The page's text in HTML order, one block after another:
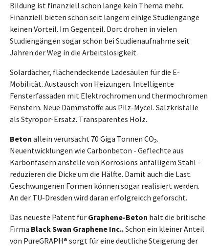
Bildung ist finanziell schon lange kein Thema mehr.
Finanziell bieten schon seit langem einige Studiengänge
keinen Vorteil. Im Gegenteil. Dort drohen in vielen
Studiengängen sogar schon bei Studienaufnahme seit
Jahren der Weg in die Arbeitslosigkeit.
Solardächer, flächendeckende Ladesäulen für die E-
Mobilität. Austausch von Heizungen. Intelligente
Fensterfassaden mit Elektrochromen und thermochromen
Fenstern. Neue Dämmstoffe aus Pilz-Mycel. Salzkristalle
als Styropor-Ersatz. Transparentes Holz.
Beton allein verursacht 70 Giga Tonnen CO2.
Neuentwicklungen wie Carbonbeton - Geflechte aus
Karbonfasern anstelle von Korrosions anfälligem Stahl -
reduzieren die Dicke um die Hälfte. Damit auch die Last.
Geschwungenen Formen können sogar realisiert werden.
An der TU-Dresden wird daran erfolgreicch geforscht.
Das neueste Patent für Graphene-Beton hält die britische
Firma Black Swan Graphene Inc..Schon ein kleiner Anteil
von PureGRAPH® sorgt für eine deutliche Steigerung der